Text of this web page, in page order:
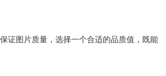
证图片质量，选择一个合适的品质值，既能